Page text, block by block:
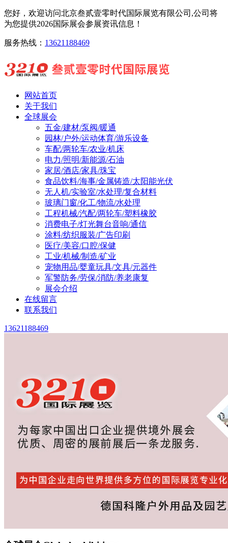
您好，欢迎访问北京叁贰壹零时代国际展览有限公司,公司将
为您提供2026国际展会参展资讯信息！
服务热线： 13621188469
网站首页
关于我们
全球展会
五金/建材/泵阀/暖通
园林/户外/运动体育/游乐设备
车配/两轮车/农业/机床
电力/照明/新能源/石油
家居/酒店/家具/珠宝
食品饮料/海事/金属铸造/太阳能光伏
无人机/实验室/水处理/复合材料
玻璃门窗/化工/物流/水处理
工程机械/汽配/两轮车/塑料橡胶
消费电子/灯光舞台音响/通信
涂料/纺织服装/广告印刷
医疗/美容/口腔/保健
工业/机械/制造/矿业
宠物用品/婴童玩具/文具/元器件
军警防务/劳保/消防/养老康复
展会介绍
在线留言
联系我们
13621188469